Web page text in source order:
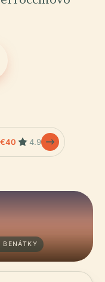
€40 4.9